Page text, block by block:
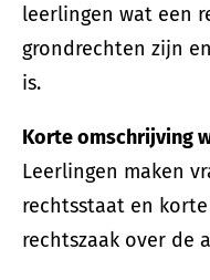
leerlingen wat een
grondrechten zijn
is.
Korte omschrijving
Leerlingen maken
rechtsstaat en
rechtszaak over de